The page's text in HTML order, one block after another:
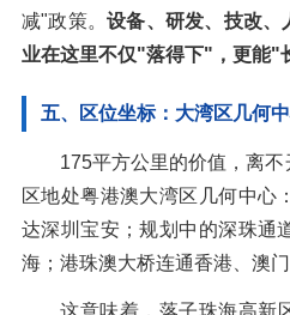
减"政策。设备、研发、技改、
业在这里不仅"落得下"，更能"
五、区位坐标：大湾区几何
175平方公里的价值，离
区地处粤港澳大湾区几何中心
达深圳宝安；规划中的深珠通
海；港珠澳大桥连通香港、澳门
这意味着，落子珠海高新